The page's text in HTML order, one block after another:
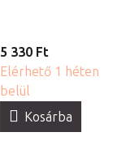
5 330 Ft
Elérhető 1 héten
belül
Kosárba